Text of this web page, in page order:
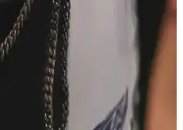
Büyük Boy Versiyonu:
boy versiyonu, taneli dış deri ve
sunuyor. Esnek tasarımıyla
dayanıklılığıyla öne çıkıyor.